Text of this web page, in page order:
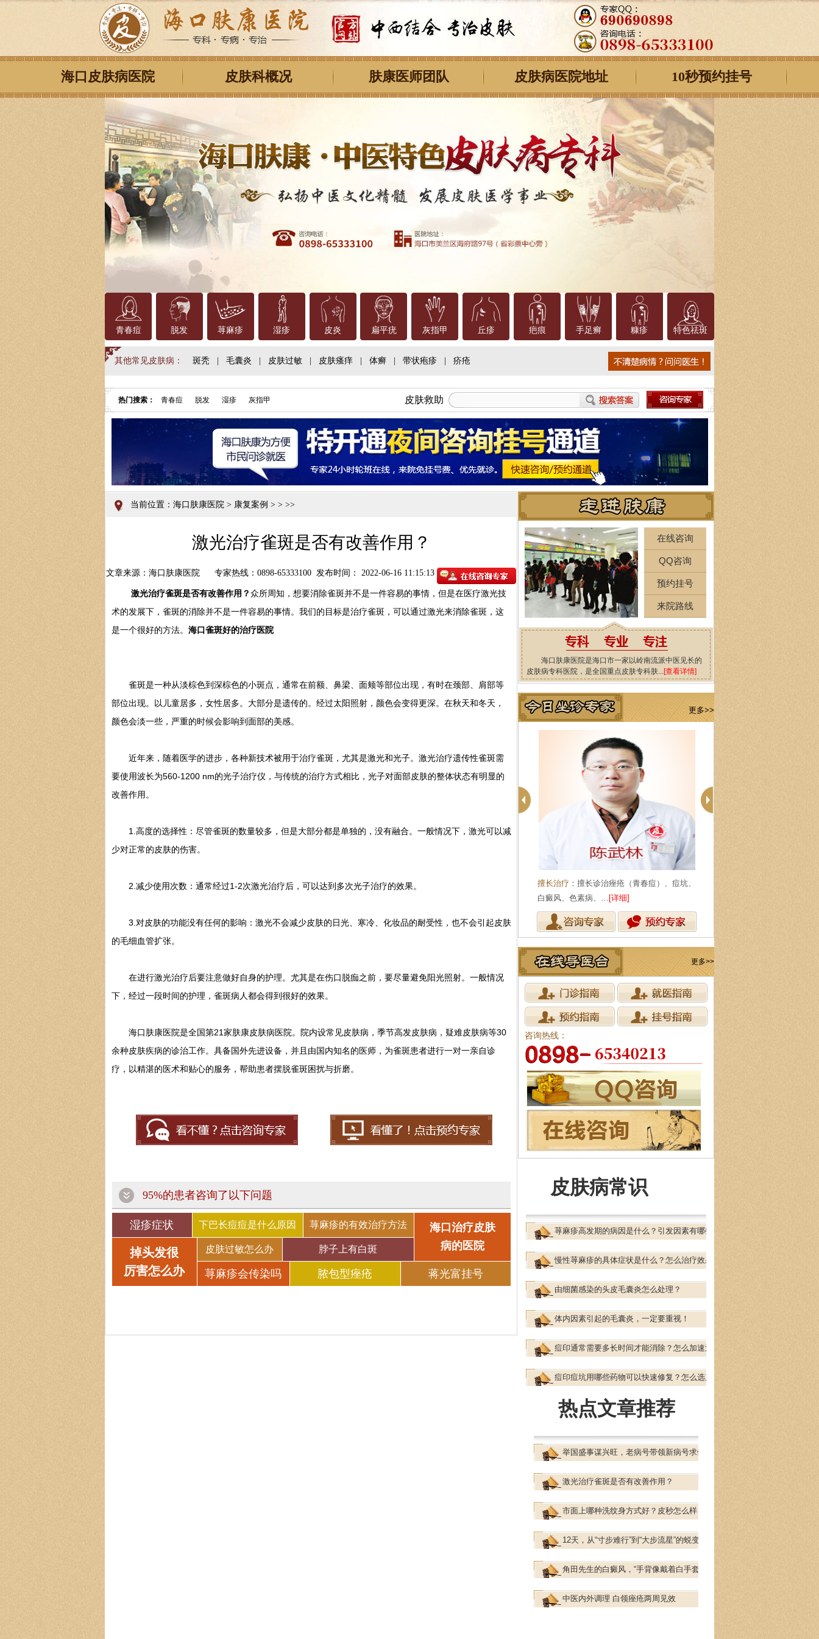
海口皮肤病医院 皮肤科概况 肤康医师团队 皮肤病医院地址 10秒预约挂号
青春痘 脱发 荨麻疹 湿疹 皮炎 扁平疣 灰指甲 丘疹 疤痕 手足癣 糠疹 特色祛斑
其他常见皮肤病： 斑秃 毛囊炎 皮肤过敏 皮肤瘙痒 体癣 带状疱疹 疥疮
皮肤救助
热门搜索： 青春痘 脱发 湿疹 灰指甲
当前位置： 海口肤康医院 > 康复案例 > > >>
激光治疗雀斑是否有改善作用？
文章来源：海口肤康医院 专家热线：0898-65333100 发布时间： 2022-06-16 11:15:13
激光治疗雀斑是否有改善作用？众所周知，想要消除雀斑并不是一件容易的事情，但是在医疗激光技
术的发展下，雀斑的消除并不是一件容易的事情。我们的目标是治疗雀斑，可以通过激光来消除雀斑，这
是一个很好的方法。 海口雀斑好的治疗医院
雀斑是一种从淡棕色到深棕色的小斑点，通常在前额、鼻梁、面颊等部位出现，有时在颈部、肩部等
部位出现。以儿童居多，女性居多。大部分是遗传的。经过太阳照射，颜色会变得更深。在秋天和冬天，
颜色会淡一些，严重的时候会影响到面部的美感。
近年来，随着医学的进步，各种新技术被用于治疗雀斑，尤其是激光和光子。激光治疗遗传性雀斑需
要使用波长为560-1200 nm的光子治疗仪，与传统的治疗方式相比，光子对面部皮肤的整体状态有明显的
改善作用。
1.高度的选择性：尽管雀斑的数量较多，但是大部分都是单独的，没有融合。一般情况下，激光可以减
少对正常的皮肤的伤害。
2.减少使用次数：通常经过1-2次激光治疗后，可以达到多次光子治疗的效果。
3.对皮肤的功能没有任何的影响：激光不会减少皮肤的日光、寒冷、化妆品的耐受性，也不会引起皮肤
的毛细血管扩张。
在进行激光治疗后要注意做好自身的护理。尤其是在伤口脱痂之前，要尽量避免阳光照射。一般情况
下，经过一段时间的护理，雀斑病人都会得到很好的效果。
海口肤康医院是全国第21家肤康皮肤病医院。院内设常见皮肤病，季节高发皮肤病，疑难皮肤病等30
余种皮肤疾病的诊治工作。具备国外先进设备，并且由国内知名的医师，为雀斑患者进行一对一亲自诊
疗，以精湛的医术和贴心的服务，帮助患者摆脱雀斑困扰与折磨。
95%的患者咨询了以下问题
湿疹症状
掉头发很
厉害怎么办
下巴长痘痘是什么原因
皮肤过敏怎么办
荨麻疹会传染吗
荨麻疹的有效治疗方法
脖子上有白斑
脓包型痤疮
海口治疗皮肤
病的医院
蒋光富挂号
在线咨询
QQ咨询
预约挂号
来院路线
海口肤康医院是海口市一家以岭南流派中医见长的
皮肤病专科医院，是全国重点皮肤专科肤...[查看详情]
更多>>
擅长治疗 ：擅长诊治痤疮（青春痘）、痘坑、
白癜风、色素病、… [详细]
擅长治疗：皮肤性病、过敏性疾病、红斑鳞屑
性皮肤病及疑难少…[详细]
更多>>
咨询热线：
皮肤病常识
荨麻疹高发期的病因是什么？引发因素有哪些
慢性荨麻疹的具体症状是什么？怎么治疗效果
由细菌感染的头皮毛囊炎怎么处理？
体内因素引起的毛囊炎，一定要重视！
痘印通常需要多长时间才能消除？怎么加速消
痘印痘坑用哪些药物可以快速修复？怎么选产
热点文章推荐
举国盛事谋兴旺，老病号带领新病号求健康
激光治疗雀斑是否有改善作用？
市面上哪种洗纹身方式好？皮秒怎么样？
12天，从“寸步难行”到“大步流星”的蜕变
角田先生的白癜风，“手背像戴着白手套”
中医内外调理 白领痤疮两周见效